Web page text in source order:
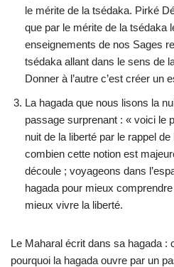
le mérite de la tsédaka. Pirké
que par le mérite de la tsédaka
enseignements de nos Sages
tsédaka allant dans le sens de
Donner à l’autre c’est créer un
La hagada que nous lisons la
passage surprenant : « voici le
nuit de la liberté par le rappel
combien cette notion est
découle ; voyageons dans
hagada pour mieux
mieux vivre la liberté.
Le Maharal écrit dans sa hagada :
pourquoi la hagada ouvre par un